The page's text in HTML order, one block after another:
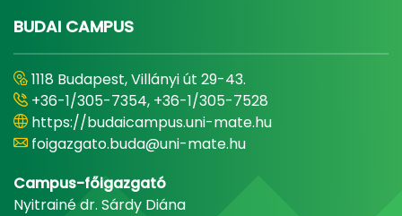
BUDAI CAMPUS
1118 Budapest, Villányi út 29-43.
+36-1/305-7354, +36-1/305-7528
https://budaicampus.uni-mate.hu
foigazgato.buda@uni-mate.hu
Campus-főigazgató
Nyitrainé dr. Sárdy Diána